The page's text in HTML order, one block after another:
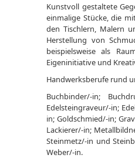
Kunstvoll gestaltete
einmalige Stücke, die
den Tischlern, Malern
Herstellung von
beispielsweise als
Eigeninitiative und
Handwerksberufe rund
Buchbinder/-in;
Edelsteingraveur/-in;
in; Goldschmied/-in;
Lackierer/-in;
Steinmetz/-in und
Weber/-in.